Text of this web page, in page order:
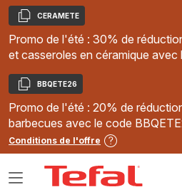
Copier
CERAMETE
Promo de l'été : 30% de
et casseroles en céramique avec
Copier
BBQETE26
Promo de l'été : 20% de
barbecues avec le code
Conditions de l'offre
Ouvrir